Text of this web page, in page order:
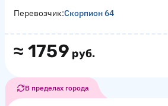
≈ 1759 руб.
Перевозчик:Скорпион 64
В пределах города